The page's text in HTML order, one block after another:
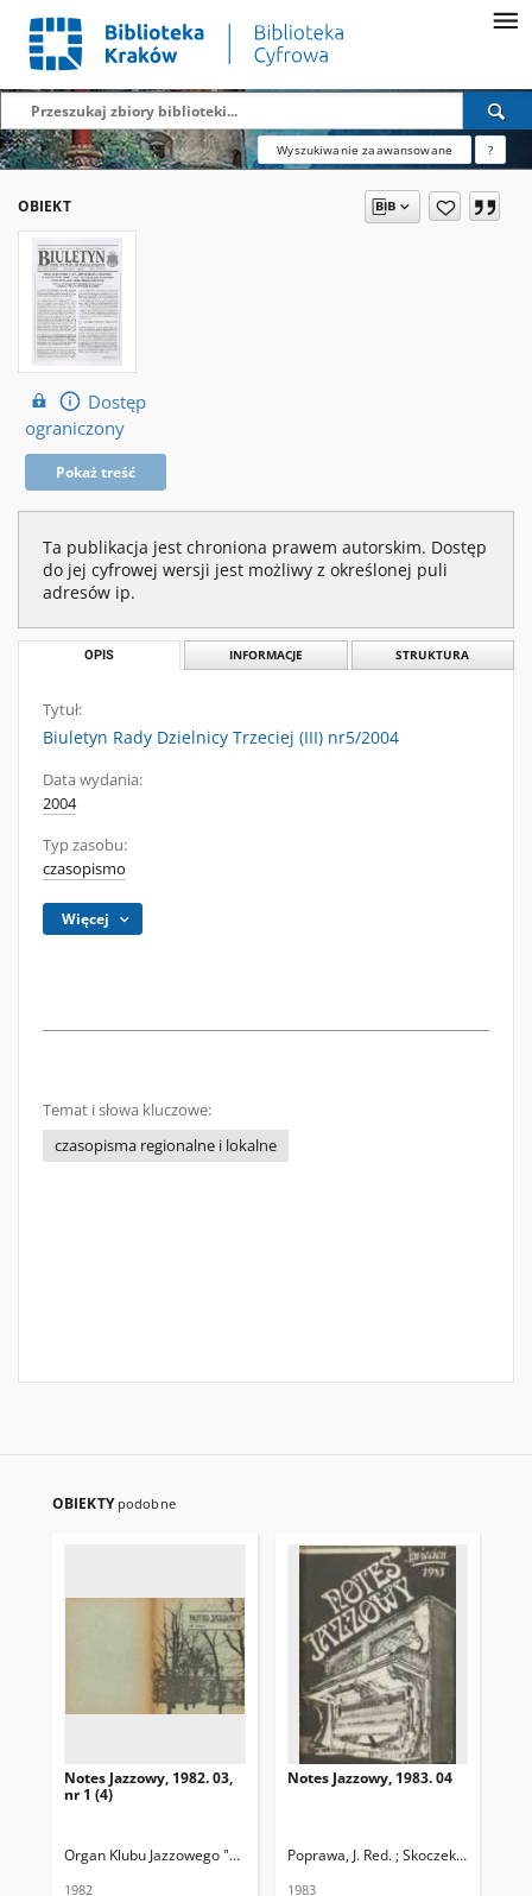
Wyszukiwanie zaawansowane ?
OBIEKT
Dostęp
ograniczony
Pokaż treść
Ta publikacja jest chroniona prawem autorskim. Dostęp
do jej cyfrowej wersji jest możliwy z określonej puli
adresów ip.
OPIS INFORMACJE STRUKTURA
Tytuł:
Biuletyn Rady Dzielnicy Trzeciej (III) nr5/2004
Data wydania:
2004
Typ zasobu:
czasopismo
Więcej
Temat i słowa kluczowe:
czasopisma regionalne i lokalne
OBIEKTY podobne
Notes Jazzowy, 1982. 03,
nr 1 (4)
Organ Klubu Jazzowego "Rotunda" Skoczek, T. Red.
1982
Notes Jazzowy, 1983. 04
Poprawa, J. Red. ; Skoczek T. Red.
1983